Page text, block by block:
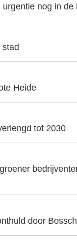
nog in de
Heide
tot 2030
door